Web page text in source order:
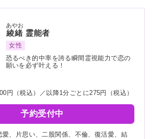
綾緒
あやお
霊能者
女性
恐るべき的中率を誇る瞬間霊視能力で恋の
願いを必ず叶える！
円（税込）／以降1分ごとに275円（税込）
予約受付中
愛、片思い、二股関係、不倫、復活愛、結